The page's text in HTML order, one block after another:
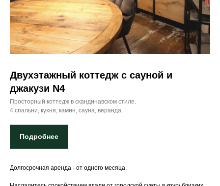
Двухэтажный коттедж с сауной и
джакузи N4
Просторный коттедж в скандинавском стиле.
4 спальни, кухня, камин, сауна, веранда.
Подробнее
Долгосрочная аренда - от одного месяца.